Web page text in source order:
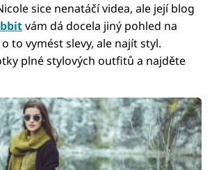
sice nenatáčí videa, ale její blog
vám dá docela jiný pohled na
to vymést slevy, ale najít styl.
plné stylových outfitů a najděte